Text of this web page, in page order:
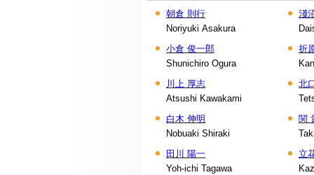
朝倉 則行
Noriyuki Asakura
淺
小倉 俊一郎
Shunichiro Ogura
折
川上 厚志
Atsushi Kawakami
北
白木 伸明
Nobuaki Shiraki
関
田川 陽一
Yoh-ichi Tagawa
立